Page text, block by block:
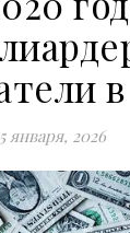
января, 2026